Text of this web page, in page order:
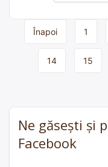
Page
Înapoi 1
14 15
Ne găsești și
Facebook